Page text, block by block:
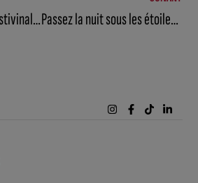
Le pique-nique des Festivinales reporté Passez la nuit sous les étoiles à la Cité des Climats et vins de Bourgogne à Beaune.